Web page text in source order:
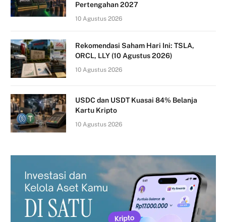
Pertengahan 2027
10 Agustus 2026
Rekomendasi Saham Hari Ini: TSLA,
ORCL, LLY (10 Agustus 2026)
10 Agustus 2026
USDC dan USDT Kuasai 84% Belanja
Kartu Kripto
10 Agustus 2026